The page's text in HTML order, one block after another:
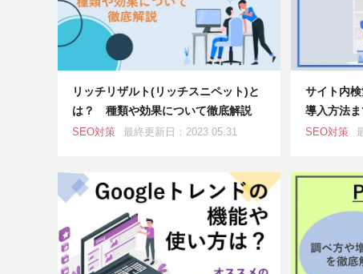
リッチリザルト(リッチスニペット)と
は？ 種類や効果について徹底解説
SEO対策 最終更新日：2023.05.31
サイト内
導入方法ま
SEO対策